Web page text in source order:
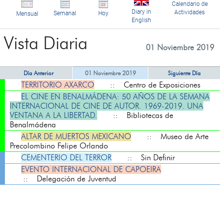
Mensual Semanal Hoy
Diary in
English
Calendario de
Actividades
Vista Diaria 01 Noviembre 2019
Día Anterior 01 Noviembre 2019 Siguiente Día
TERRITORIO AXARCO
:: Centro de Exposiciones
EL CINE EN BENALMÁDENA: 50 AÑOS DE LA SEMANA
INTERNACIONAL DE CINE DE AUTOR. 1969-2019. UNA
VENTANA A LA LIBERTAD.
:: Bibliotecas de
Benalmádena
ALTAR DE MUERTOS MEXICANO
:: Museo de Arte
Precolombino Felipe Orlando
CEMENTERIO DEL TERROR
:: Sin Definir
EVENTO INTERNACIONAL DE CAPOEIRA
:: Delegación de Juventud